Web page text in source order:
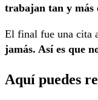
trabajan tan y más
El final fue una cita
jamás. Así es que
Aquí puedes